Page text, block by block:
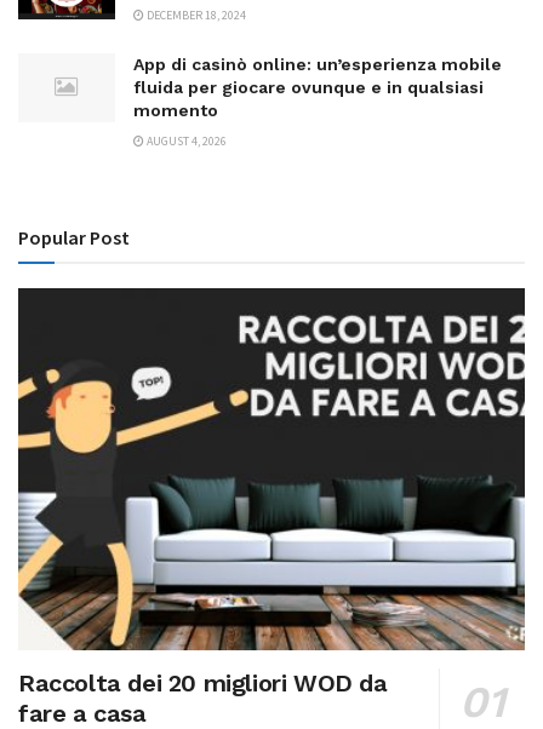
DECEMBER 18, 2024
App di casinò online: un’esperienza mobile
fluida per giocare ovunque e in qualsiasi
momento
AUGUST 4, 2026
Popular Post
Raccolta dei 20 migliori WOD da
fare a casa